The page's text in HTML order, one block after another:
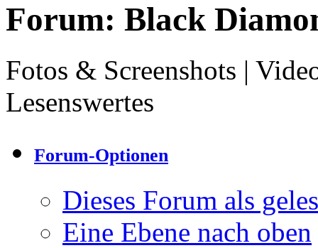
Forum: Black
Fotos & Screenshots |
Lesenswertes
Forum-Optionen
Dieses Forum als
Eine Ebene nach oben